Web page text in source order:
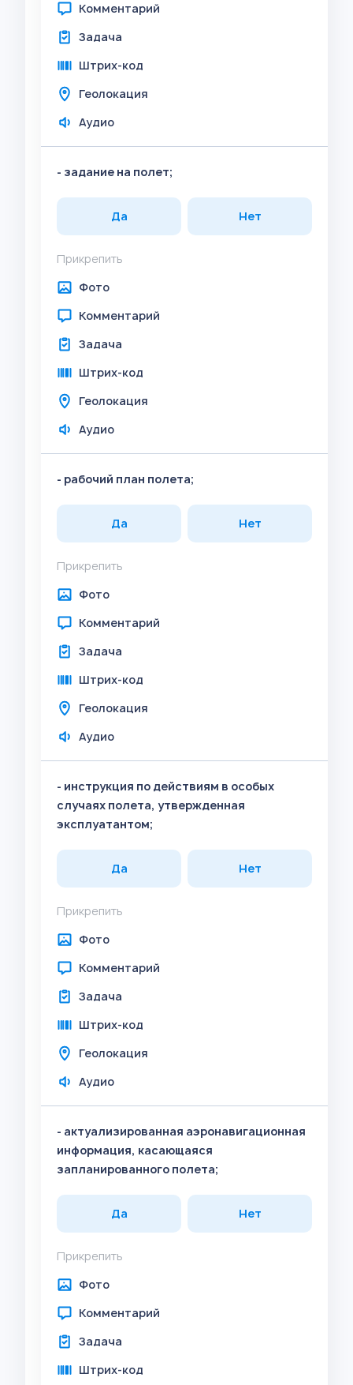
Комментарий
Задача
Штрих-код
Геолокация
Аудио
- задание на полет;
Да Нет
Прикрепить
Фото
Комментарий
Задача
Штрих-код
Геолокация
Аудио
- рабочий план полета;
Да Нет
Прикрепить
Фото
Комментарий
Задача
Штрих-код
Геолокация
Аудио
- инструкция по действиям в особых
случаях полета, утвержденная
эксплуатантом;
Да Нет
Прикрепить
Фото
Комментарий
Задача
Штрих-код
Геолокация
Аудио
- актуализированная аэронавигационная
информация, касающаяся
запланированного полета;
Да Нет
Прикрепить
Фото
Комментарий
Задача
Штрих-код